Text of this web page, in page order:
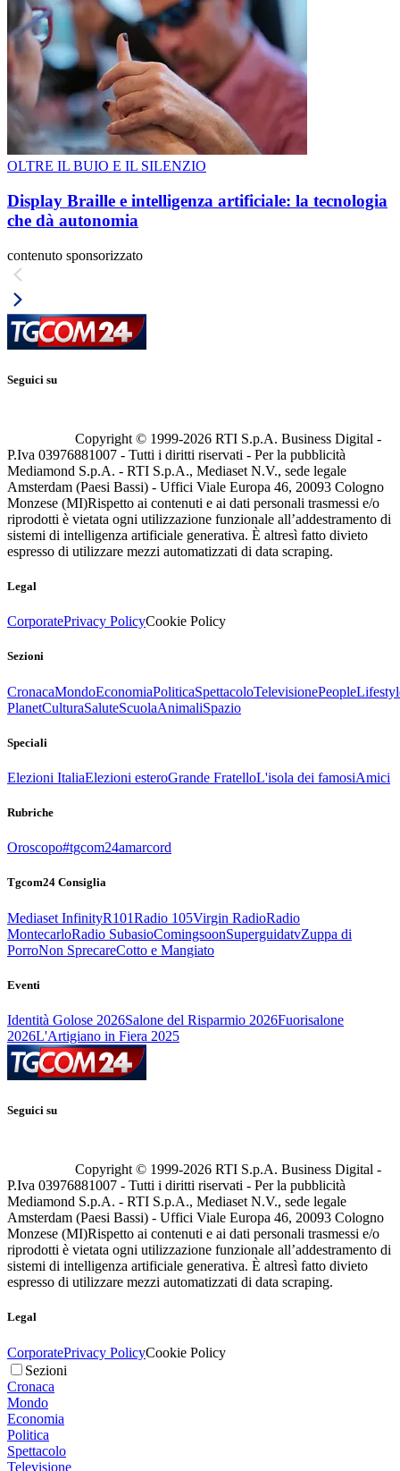
OLTRE IL BUIO E IL SILENZIO
Display Braille e intelligenza artificiale: la tecnologia
che dà autonomia
contenuto sponsorizzato
Seguici su
Copyright © 1999-2026 RTI S.p.A. Business Digital -
P.Iva 03976881007 - Tutti i diritti riservati - Per la pubblicità
Mediamond S.p.A. - RTI S.p.A., Mediaset N.V., sede legale
Amsterdam (Paesi Bassi) - Uffici Viale Europa 46, 20093 Cologno
Monzese (MI)Rispetto ai contenuti e ai dati personali trasmessi e/o
riprodotti è vietata ogni utilizzazione funzionale all’addestramento di
sistemi di intelligenza artificiale generativa. È altresì fatto divieto
espresso di utilizzare mezzi automatizzati di data scraping.
Legal
CorporatePrivacy PolicyCookie Policy
Sezioni
CronacaMondoEconomiaPoliticaSpettacoloTelevisionePeople
PlanetCulturaSaluteScuolaAnimaliSpazio
Speciali
Elezioni ItaliaElezioni esteroGrande FratelloL'isola dei famosiAmici
Rubriche
Oroscopo#tgcom24amarcord
Tgcom24 Consiglia
Mediaset InfinityR101Radio 105Virgin RadioRadio
MontecarloRadio SubasioComingsoonSuperguidatvZuppa di
PorroNon SprecareCotto e Mangiato
Eventi
Identità Golose 2026Salone del Risparmio 2026Fuorisalone
2026L'Artigiano in Fiera 2025
Seguici su
Copyright © 1999-2026 RTI S.p.A. Business Digital -
P.Iva 03976881007 - Tutti i diritti riservati - Per la pubblicità
Mediamond S.p.A. - RTI S.p.A., Mediaset N.V., sede legale
Amsterdam (Paesi Bassi) - Uffici Viale Europa 46, 20093 Cologno
Monzese (MI)Rispetto ai contenuti e ai dati personali trasmessi e/o
riprodotti è vietata ogni utilizzazione funzionale all’addestramento di
sistemi di intelligenza artificiale generativa. È altresì fatto divieto
espresso di utilizzare mezzi automatizzati di data scraping.
Legal
CorporatePrivacy PolicyCookie Policy
Sezioni
Cronaca
Mondo
Economia
Politica
Spettacolo
Televisione